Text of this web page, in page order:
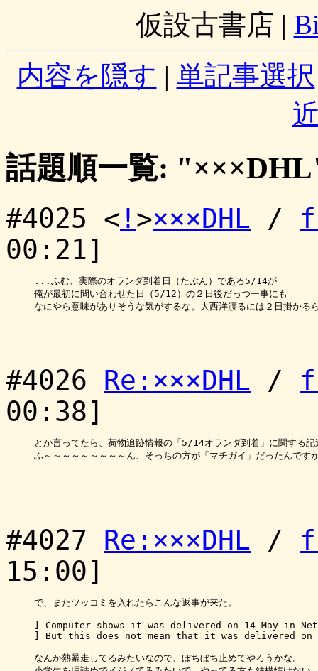
仮設古書店 |
内容を隠す | 単記事選択
話題順一覧:
#4025 < ! >×××DHL /
00:21]
...ふむ、実際のオランダ到着日（たぶん）である5/14が
俺が最初に問い合わせた日（5/12）の２日後だっつー事にも
なにやら意味がありそうな気がするな。大西洋渡るには２日掛かる
#4026 Re:×××DHL /
00:38]
とか言ってたら、荷物追跡情報の「5/14オランダ到着」に関する記
ふ～～～～～～～～～ん、そっちの方が「マチガイ」だったんです
#4027 Re:×××DHL /
15:00]
で、またツッコミを入れたらこんな返事が来た。
] Computer shows it was delivered on 14 May in
] But this does not mean that it was delivered on
なんか熱暴走してるみたいなので、ぼちぼち止めてやろうかな。